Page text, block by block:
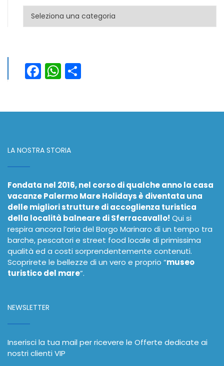
Categorie
Facebook
WhatsApp
LA NOSTRA STORIA
Fondata nel 2016, nel corso di qualche anno la casa
vacanze Palermo Mare Holidays è diventata una
delle migliori strutture di accoglienza turistica
della località balneare di Sferracavallo! Qui si
respira ancora l’aria del Borgo Marinaro di un tempo tra
barche, pescatori e street food locale di primissima
qualità ed a costi sorprendentemente contenuti.
Scoprirete le bellezze di un vero e proprio “museo
turistico del mare”.
NEWSLETTER
Inserisci la tua mail per ricevere le Offerte dedicate ai
nostri clienti VIP